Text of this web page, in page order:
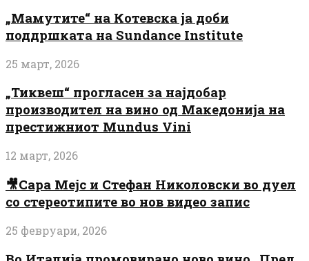
„Мамутите“ на Котевска ја доби
поддршката на Sundance Institute
25 март, 2026
„Тиквеш“ прогласен за најдобар
производител на вино од Македонија на
престижниот Mundus Vini
12 март, 2026
🎥Сара Мејс и Стефан Николовски во дуел
со стереотипите во нов видео запис
25 февруари, 2026